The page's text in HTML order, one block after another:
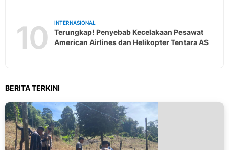
10 INTERNASIONAL
Terungkap! Penyebab Kecelakaan Pesawat
American Airlines dan Helikopter Tentara AS
BERITA TERKINI